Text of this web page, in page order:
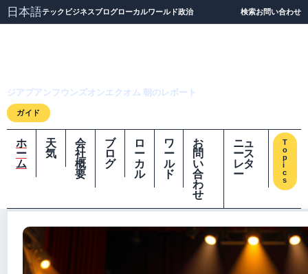
日本語テック ビジネスブログローカルワールド政治 検索お問い合わせ
ジアプアンフウンズオンエクオム 朝のレポート
ガイド
ホ
ー
ム
天
気
会
社
概
要
ブ
ロ
グ
ロ
ー
カ
ル
ワ
ー
ル
ド
お
問
い
合
わ
せ
ニュ
ース
レタ
ー
T
o
p
i
c
s